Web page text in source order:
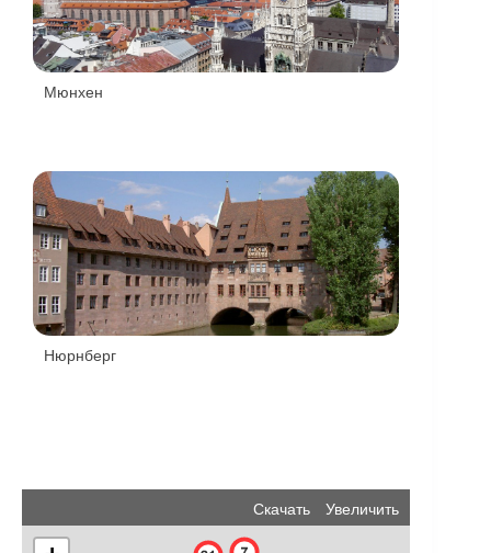
Мюнхен
Нюрнберг
Скачать Увеличить